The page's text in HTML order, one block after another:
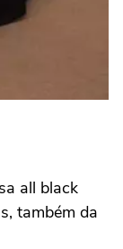
all black
também da